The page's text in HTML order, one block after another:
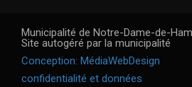
Municipalité de Notre-Dame-de-
Site autogéré par la municipalité
Conception: MédiaWebDesign
confidentialité et données